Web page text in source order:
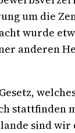
um die
wurde
anderen
stattfinden
sind wir